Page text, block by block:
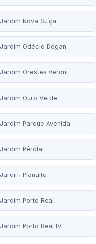
Jardim Nova Suíça
Jardim Odécio Degan
Jardim Orestes Veroni
Jardim Ouro Verde
Jardim Parque Avenida
Jardim Pérola
Jardim Planalto
Jardim Porto Real
Jardim Porto Real IV